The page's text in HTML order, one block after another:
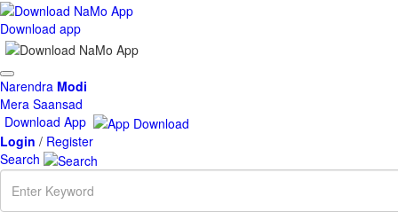
Download app
Toggle
navigation
Narendra Modi
Mera Saansad
Download App
Login / Register
Search
Enter
Keyword